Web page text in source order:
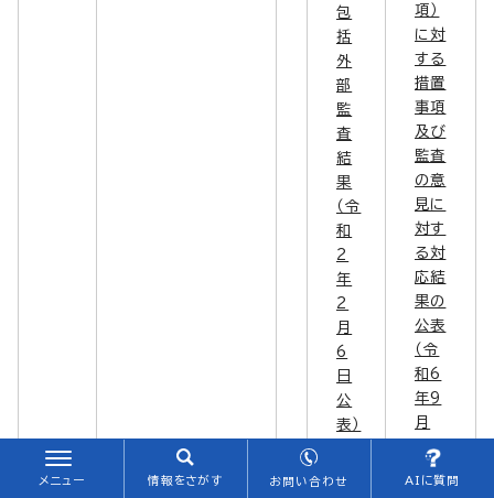
包
括
外
部
監
査
結
果
（令
和
2
年
2
月
6
日
公
表）
項）
に対
する
措置
事項
及び
監査
の意
見に
対す
る対
応結
果の
公表
（令
和6
年9
月
17
日公
メニュー 情報をさがす お問い合わせ AIに質問